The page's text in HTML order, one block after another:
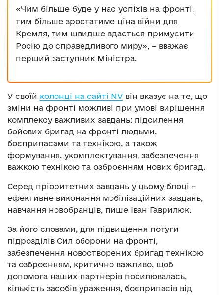
«Чим більше буде у нас успіхів на фронті,
тим більше зростатиме ціна війни для
Кремля, тим швидше вдасться примусити
Росію до справедливого миру», – вважає
перший заступник Міністра.
У своїй колонці на сайті NV він вказує на те, що
зміни на фронті можливі при умові вирішення
комплексу важливих завдань: підсилення
бойових бригад на фронті людьми,
боєприпасами та технікою, а також
формування, укомплектування, забезпечення
важкою технікою та озброєнням нових бригад.
Серед пріоритетних завдань у цьому блоці –
ефективне виконання мобілізаційних завдань,
навчання новобранців, пише Іван Гаврилюк.
За його словами, для підвищення потуги
підрозділів Сил оборони на фронті,
забезпечення новостворених бригад технікою
та озброєнням, критично важливо, щоб
допомога наших партнерів посилювалась,
кількість засобів ураження, боєприпасів від